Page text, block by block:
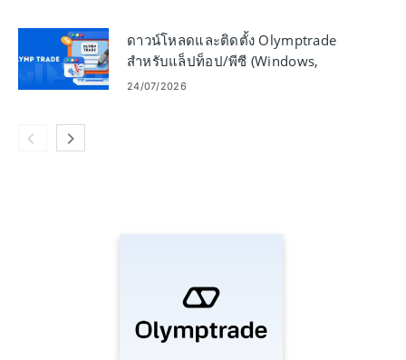
ดาวน์โหลดและติดตั้ง Olymptrade
สำหรับแล็ปท็อป/พีซี (Windows,
macOS)
24/07/2026